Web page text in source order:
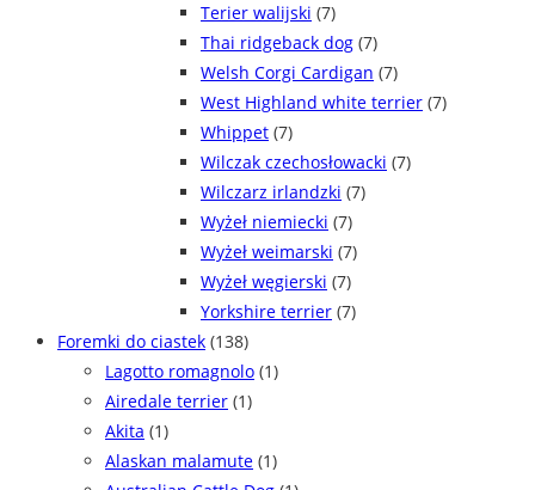
Terier walijski (7)
Thai ridgeback dog (7)
Welsh Corgi Cardigan (7)
West Highland white terrier (7)
Whippet (7)
Wilczak czechosłowacki (7)
Wilczarz irlandzki (7)
Wyżeł niemiecki (7)
Wyżeł weimarski (7)
Wyżeł węgierski (7)
Yorkshire terrier (7)
Foremki do ciastek (138)
Lagotto romagnolo (1)
Airedale terrier (1)
Akita (1)
Alaskan malamute (1)